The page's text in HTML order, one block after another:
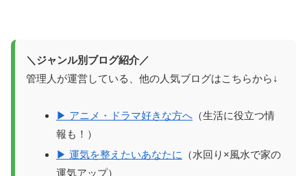
＼ジャンル別ブログ紹介／
管理人が運営している、他の人気ブログはこちらから↓
▶ アニメ・ドラマ好きな方へ （生活に役立つ情
報も！）
▶ 運気を整えたいあなたに
（水回り×風水で家の
運気アップ）